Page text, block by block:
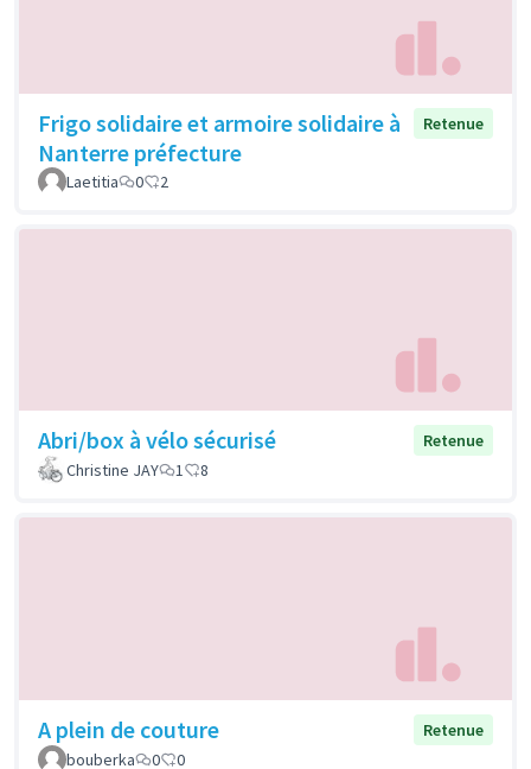
Frigo solidaire et armoire solidaire à
Nanterre préfecture
Retenue
Laetitia 0 2
Abri/box à vélo sécurisé
Retenue
Christine JAY
1 8
A plein de couture
Retenue
bouberka
0 0